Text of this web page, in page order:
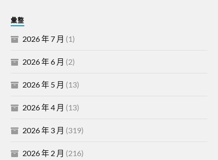
彙整
2026 年 7 月 (1)
2026 年 6 月 (2)
2026 年 5 月 (13)
2026 年 4 月 (13)
2026 年 3 月 (319)
2026 年 2 月 (216)